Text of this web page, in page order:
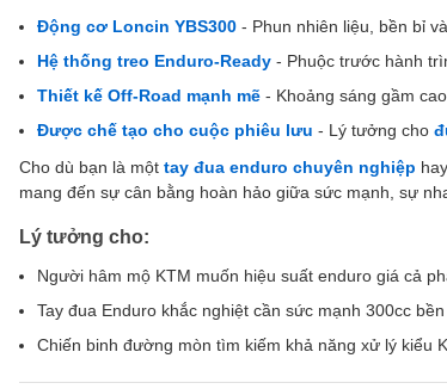
Động cơ Loncin YBS300 - Phun nhiên liệu, bền bỉ
Hệ thống treo Enduro-Ready - Phuộc trước hành
Thiết kế Off-Road mạnh mẽ - Khoảng sáng gầm
Được chế tạo cho cuộc phiêu lưu - Lý tưởng cho
Cho dù bạn là một tay đua enduro chuyên nghiệp
mang đến sự cân bằng hoàn hảo giữa sức mạnh, sự
Lý tưởng cho:
Người hâm mộ KTM muốn hiệu suất enduro giá cả
Tay đua Enduro khắc nghiệt cần sức mạnh 300cc
Chiến binh đường mòn tìm kiếm khả năng xử lý kiểu